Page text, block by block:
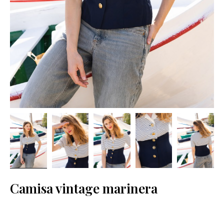
Camisa vintage marinera